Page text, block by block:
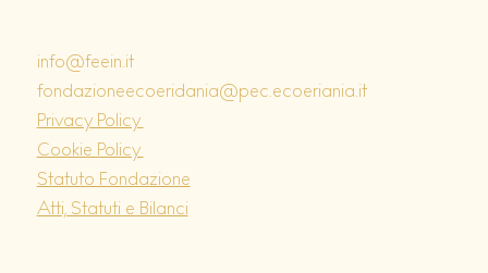
info@feein.it
fondazioneecoeridania@pec.ecoeriania.it
Privacy Policy
Cookie Policy
Statuto Fondazione
Atti, Statuti e Bilanci